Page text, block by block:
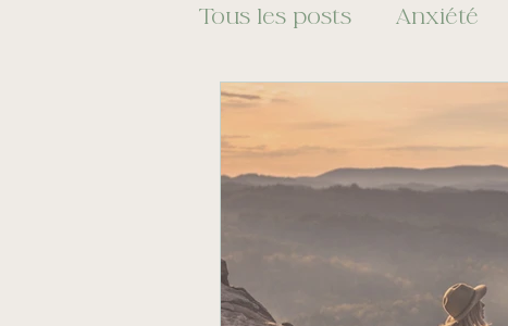
Tous les posts Anxiété
Médication
Simplicité volontaire
Dépendance affective